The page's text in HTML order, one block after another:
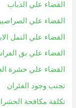
القضاء علي الذباب
القضاء علي الصراصير
القضاء علي النمل
القضاء علي بق
القضاء علي حشرة
تجنب وجود الفئران
تكلفة مكافحة